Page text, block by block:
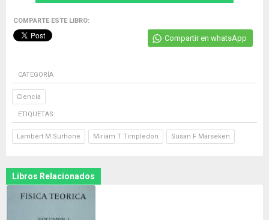
COMPARTE ESTE LIBRO:
Compartir en whatsApp
CATEGORÍA
Ciencia
ETIQUETAS:
Lambert M Surhone Miriam T Timpledon Susan F Marseken
Libros Relacionados